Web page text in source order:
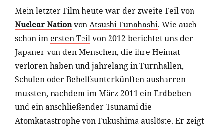
Mein letzter Film heute war der zweite Teil von
Nuclear NationvonAtsushi Funahashi. Wie auch
schon im ersten Teilvon 2012 berichtet uns der
Japaner von den Menschen, die ihre Heimat
verloren haben und jahrelang in Turnhallen,
Schulen oder Behelfsunterkünften ausharren
mussten, nachdem im März 2011 ein Erdbeben
und ein anschließender Tsunami die
Atomkatastrophe von Fukushima auslöste. Er zeigt